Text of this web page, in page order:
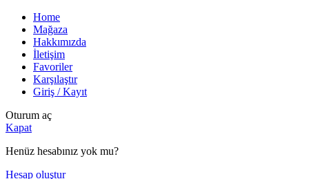
Home
Mağaza
Hakkımızda
İletişim
Favoriler
Karşılaştır
Giriş / Kayıt
Oturum aç
Kapat
Henüz hesabınız yok mu?
Hesap oluştur